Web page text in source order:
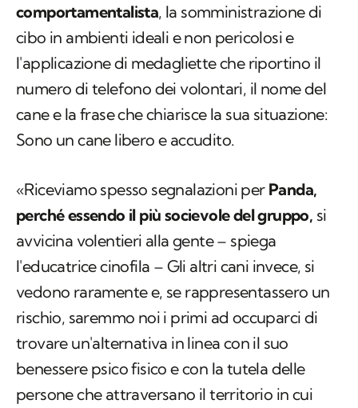
comportamentalista, la somministrazione di
cibo in ambienti ideali e non pericolosi e
l'applicazione di medagliette che riportino il
numero di telefono dei volontari, il nome del
cane e la frase che chiarisce la sua situazione:
Sono un cane libero e accudito.
«Riceviamo spesso segnalazioni per Panda,
perché essendo il più socievole del gruppo, si
avvicina volentieri alla gente – spiega
l'educatrice cinofila – Gli altri cani invece, si
vedono raramente e, se rappresentassero un
rischio, saremmo noi i primi ad occuparci di
trovare un'alternativa in linea con il suo
benessere psico fisico e con la tutela delle
persone che attraversano il territorio in cui